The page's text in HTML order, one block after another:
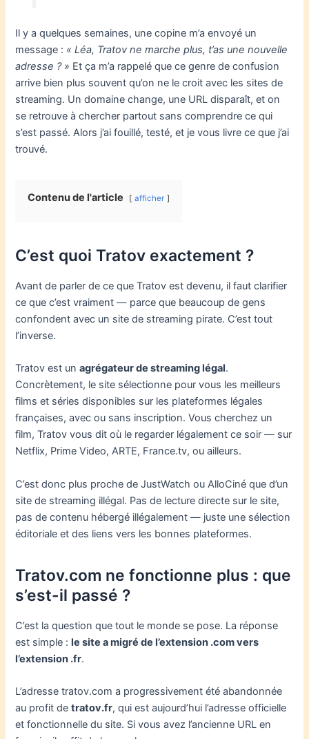
Il y a quelques semaines, une copine m’a envoyé un
message : « Léa, Tratov ne marche plus, t’as une nouvelle
adresse ? » Et ça m’a rappelé que ce genre de confusion
arrive bien plus souvent qu’on ne le croit avec les sites de
streaming. Un domaine change, une URL disparaît, et on
se retrouve à chercher partout sans comprendre ce qui
s’est passé. Alors j’ai fouillé, testé, et je vous livre ce que j’ai
trouvé.
Contenu de l'article afficher
C’est quoi Tratov exactement ?
Avant de parler de ce que Tratov est devenu, il faut clarifier
ce que c’est vraiment — parce que beaucoup de gens
confondent avec un site de streaming pirate. C’est tout
l’inverse.
Tratov est unagrégateur de streaming légal.
Concrètement, le site sélectionne pour vous les meilleurs
films et séries disponibles sur les plateformes légales
françaises, avec ou sans inscription. Vous cherchez un
film, Tratov vous dit où le regarder légalement ce soir — sur
Netflix, Prime Video, ARTE, France.tv, ou ailleurs.
C’est donc plus proche de JustWatch ou AlloCiné que d’un
site de streaming illégal. Pas de lecture directe sur le site,
pas de contenu hébergé illégalement — juste une sélection
éditoriale et des liens vers les bonnes plateformes.
Tratov.com ne fonctionne plus : que
s’est-il passé ?
C’est la question que tout le monde se pose. La réponse
est simple :le site a migré de l’extension .com vers
l’extension .fr.
L’adresse tratov.com a progressivement été abandonnée
au profit detratov.fr, qui est aujourd’hui l’adresse officielle
et fonctionnelle du site. Si vous avez l’ancienne URL en